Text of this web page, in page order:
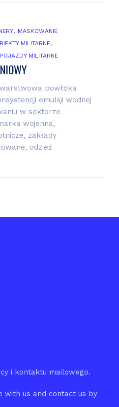
, MASKOWANIE
MILITARNE,
POJAZDY MILITARNE
powłoka
emulsji wodnej
w sektorze
wojenna,
zakłady
odzież
i kontaktu mailowego.
with us and contact us by